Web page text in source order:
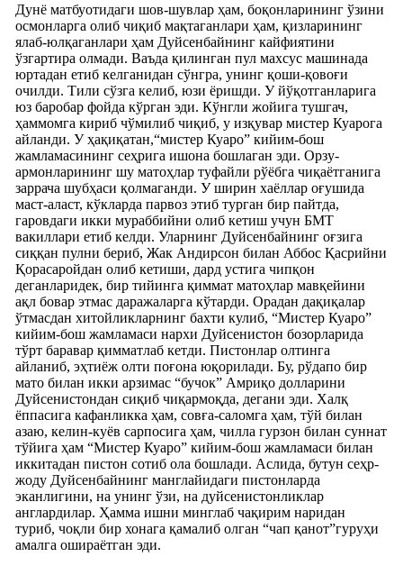
Дунё матбуотидаги шов-шувлар ҳам, боқонларининг ўзини
осмонларга олиб чиқиб мақтаганлари ҳам, қизларининг
ялаб-юлқаганлари ҳам Дуйсенбайнинг кайфиятини
ўзгартира олмади. Ваъда қилинган пул махсус машинада
юртадан етиб келганидан сўнгра, унинг қоши-қовоғи
очилди. Тили сўзга келиб, юзи ёришди. У йўқотганларига
юз баробар фойда кўрган эди. Кўнгли жойига тушгач,
ҳаммомга кириб чўмилиб чиқиб, у изқувар мистер Куарога
айланди. У ҳақиқатан,“мистер Куаро” кийим-бош
жамламасининг сеҳрига ишона бошлаган эди. Орзу-
армонларининг шу матоҳлар туфайли рўёбга чиқаётганига
заррача шубҳаси қолмаганди. У ширин хаёллар оғушида
маст-аласт, кўкларда парвоз этиб турган бир пайтда,
гаровдаги икки мураббийни олиб кетиш учун БМТ
вакиллари етиб келди. Уларнинг Дуйсенбайнинг оғзига
сиққан пулни бериб, Жак Андирсон билан Аббос Қасрийни
Қорасаройдан олиб кетиши, дард устига чипқон
деганларидек, бир тийинга қиммат матоҳлар мавқейини
ақл бовар этмас даражаларга кўтарди. Орадан дақиқалар
ўтмасдан хитойликларнинг бахти кулиб, “Мистер Куаро”
кийим-бош жамламаси нархи Дуйсенистон бозорларида
тўрт баравар қимматлаб кетди. Пистонлар олтинга
айланиб, эҳтиёж олти поғона юқорилади. Бу, рўдапо бир
мато билан икки арзимас “бучок” Амриқо долларини
Дуйсенистондан сиқиб чиқармоқда, дегани эди. Халқ
ёппасига кафанликка ҳам, совға-саломга ҳам, тўй билан
азаю, келин-куёв сарпосига ҳам, чилла гурзон билан суннат
тўйига ҳам “Мистер Куаро” кийим-бош жамламаси билан
иккитадан пистон сотиб ола бошлади. Аслида, бутун сеҳр-
жоду Дуйсенбайнинг манглайидаги пистонларда
эканлигини, на унинг ўзи, на дуйсенистонликлар
англардилар. Ҳамма ишни минглаб чақирим наридан
туриб, чоқли бир хонага қамалиб олган “чап қанот”гуруҳи
амалга ошираётган эди.